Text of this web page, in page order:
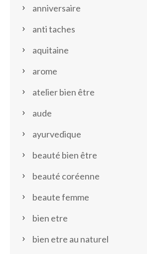
anniversaire
anti taches
aquitaine
arome
atelier bien être
aude
ayurvedique
beauté bien être
beauté coréenne
beaute femme
bien etre
bien etre au naturel